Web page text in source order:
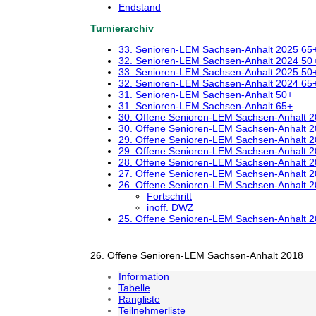
Endstand
Turnierarchiv
33. Senioren-LEM Sachsen-Anhalt 2025
32. Senioren-LEM Sachsen-Anhalt 2024
33. Senioren-LEM Sachsen-Anhalt 2025
32. Senioren-LEM Sachsen-Anhalt 2024
31. Senioren-LEM Sachsen-Anhalt 50+
31. Senioren-LEM Sachsen-Anhalt 65+
30. Offene Senioren-LEM Sachsen-Anhalt
30. Offene Senioren-LEM Sachsen-Anhalt
29. Offene Senioren-LEM Sachsen-Anhalt
29. Offene Senioren-LEM Sachsen-Anhalt
28. Offene Senioren-LEM Sachsen-Anhalt
27. Offene Senioren-LEM Sachsen-Anhalt
26. Offene Senioren-LEM Sachsen-Anhalt
Fortschritt
inoff. DWZ
25. Offene Senioren-LEM Sachsen-Anhalt
26. Offene Senioren-LEM Sachsen-Anhalt 2018
Information
Tabelle
Rangliste
Teilnehmerliste